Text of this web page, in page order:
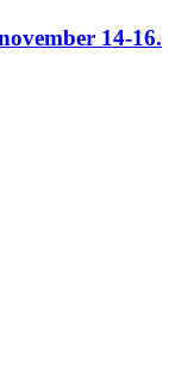
14-16.